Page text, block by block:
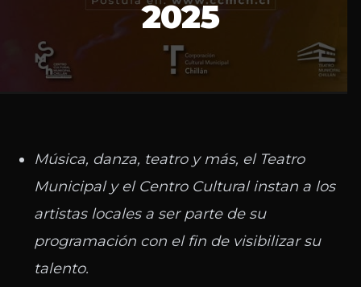
2025
Música, danza, teatro y más, el Teatro
Municipal y el Centro Cultural instan a los
artistas locales a ser parte de su
programación con el fin de visibilizar su
talento.